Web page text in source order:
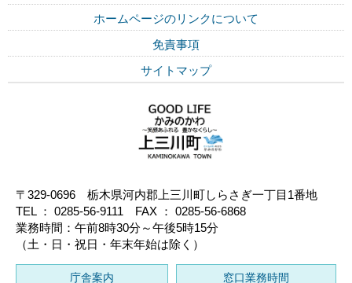
ホームページのリンクについて
免責事項
サイトマップ
〒329-0696 栃木県河内郡上三川町しらさぎ一丁目1番地
TEL ： 0285-56-9111 FAX ： 0285-56-6868
業務時間：午前8時30分～午後5時15分
（土・日・祝日・年末年始は除く）
庁舎案内 窓口業務時間